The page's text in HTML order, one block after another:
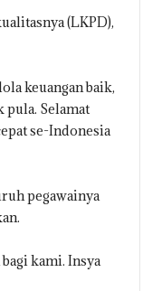
(LKPD),
keuangan baik,
pula. Selamat
se-Indonesia
pegawainya
kami. Insya